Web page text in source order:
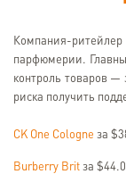
Компания-
парфюмерии.
контроль товаров —
риска получить
CK One Cologne за
Burberry Brit за